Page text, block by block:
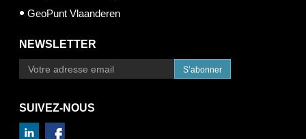
GeoPunt Vlaanderen
NEWSLETTER
S’abonner
SUIVEZ-NOUS